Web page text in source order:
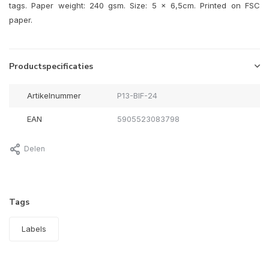
tags. Paper weight: 240 gsm. Size: 5 x 6,5cm. Printed on FSC
paper.
Productspecificaties
Artikelnummer P13-BIF-24
EAN 5905523083798
Delen
Tags
Labels